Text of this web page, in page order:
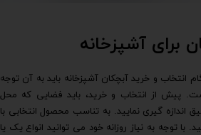
برای آشپزخانه
انتخاب و خرید آبچکان آشپزخانه باید به آن توجه
پیش از انتخاب و خرید، باید فضایی که محل
اندازه گیری نمایید. به تناسب محصول انتخابی با
توجه به نیاز روزانه خود می توانید انواع یک یا